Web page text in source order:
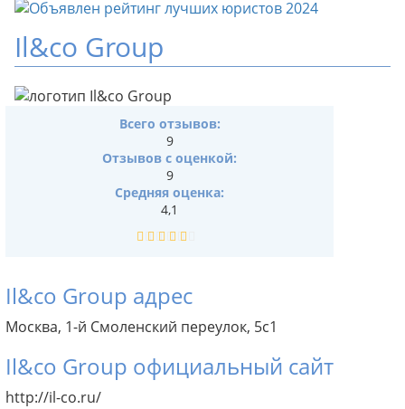
Il&co Group
Il&co Group адрес
Москва, 1-й Смоленский переулок, 5с1
Il&co Group официальный сайт
http://il-co.ru/
Всего отзывов:
9
Отзывов с оценкой:
9
Средняя оценка:
4,1